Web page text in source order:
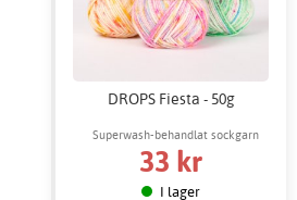
DROPS Fiesta - 50g
Superwash-behandlat sockgarn
33 kr
I lager